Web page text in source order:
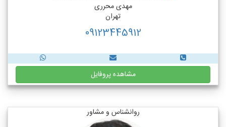
مهدی محرری
تهران
09123445912
مشاهده پروفایل
روانشناس و مشاور